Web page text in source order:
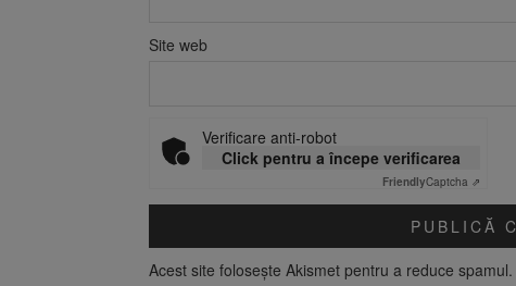
Site web
Verificare anti-robot
Click pentru a începe verificarea
FriendlyCaptcha ⇗
Acest site folosește Akismet pentru a reduce spamul.